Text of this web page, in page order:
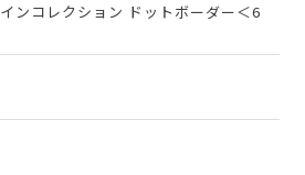
ンコレクション ドットボーダー＜6